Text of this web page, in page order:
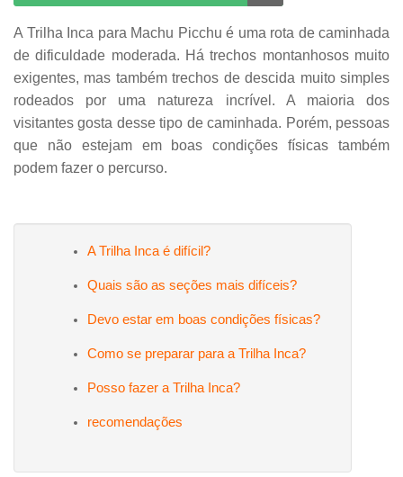
A Trilha Inca para Machu Picchu é uma rota de caminhada
de dificuldade moderada. Há trechos montanhosos muito
exigentes, mas também trechos de descida muito simples
rodeados por uma natureza incrível. A maioria dos
visitantes gosta desse tipo de caminhada. Porém, pessoas
que não estejam em boas condições físicas também
podem fazer o percurso.
A Trilha Inca é difícil?
Quais são as seções mais difíceis?
Devo estar em boas condições físicas?
Como se preparar para a Trilha Inca?
Posso fazer a Trilha Inca?
recomendações